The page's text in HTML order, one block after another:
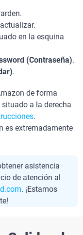
en la esquina
(Contraseña).
.
de forma
a la derecha
.
es extremadamente
asistencia
de atención al
. ¡Estamos